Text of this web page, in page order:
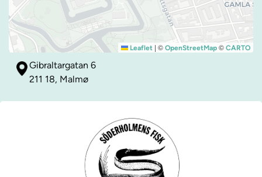
Leaflet | © OpenStreetMap © CARTO
Gibraltargatan 6
211 18, Malmø